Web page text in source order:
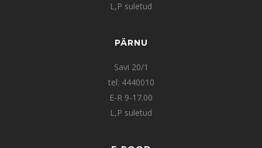
L,P suletud
PÄRNU
Savi 20/1
tel: 4440010
E-R 9-17.00
L,P suletud